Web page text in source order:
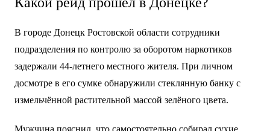
В городе Донецк Ростовской области сотрудники
подразделения по контролю за оборотом наркотиков
задержали 44-летнего местного жителя. При личном
досмотре в его сумке обнаружили стеклянную банку с
измельчённой растительной массой зелёного цвета.
Мужчина пояснил, что самостоятельно собирал сухие